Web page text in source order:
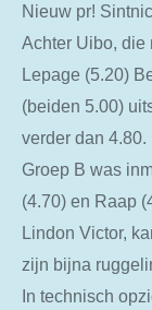
Nieuw pr!
Achter Uibo, die
Lepage (5.20)
(beiden 5.00)
verder dan 4.80.
Groep B was
(4.70) en Raap
Lindon Victor,
zijn bijna
In technisch